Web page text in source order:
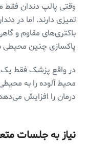
وقتی پالپ دندان فقط
تمیزی دارند. اما در
باکتری‌های مقاوم و
پاکسازی چنین محیطی
در واقع پزشک فقط یک
محیط آلوده را به
درمان را افزایش
نیاز به جلسات